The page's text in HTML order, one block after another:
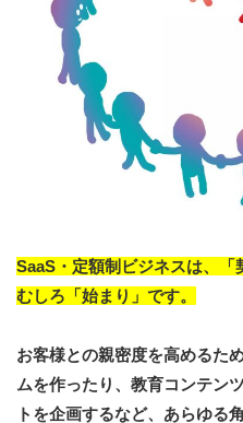
SaaS・定額制ビジネスは、「
むしろ「始まり」です。
お客様との親密度を高めるた
ムを作ったり、教育コンテン
トを企画するなど、あらゆる